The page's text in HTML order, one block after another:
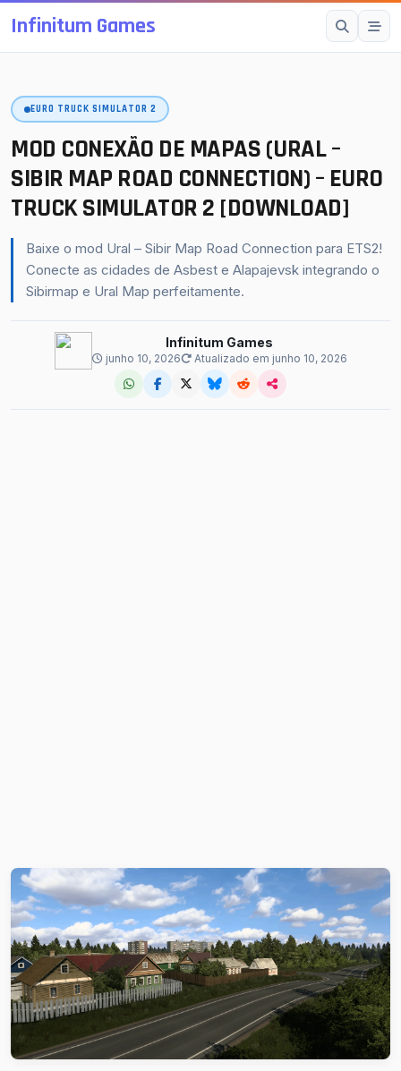
Infinitum Games
SUGESTÕES
Mods OMSI 2
Proton Bus Simulator
Mods ETS 2
American Truck Simulator
buscar Esc
EURO TRUCK SIMULATOR 2
MOD CONEXÃO DE MAPAS (URAL –
SIBIR MAP ROAD CONNECTION) – EURO
TRUCK SIMULATOR 2 [DOWNLOAD]
Baixe o mod Ural – Sibir Map Road Connection para ETS2!
Conecte as cidades de Asbest e Alapajevsk integrando o
Sibirmap e Ural Map perfeitamente.
Infinitum Games
junho 10, 2026 Atualizado em junho 10, 2026